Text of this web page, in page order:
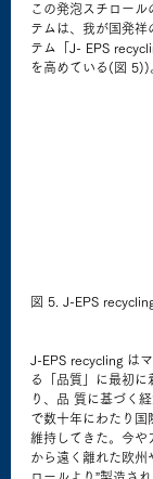
この発泡スチロール
テムは、我が国発祥
テム「J- EPS
を高めている(図 5))
図 5. J-EPS
J-EPS recycling は
る「品質」に最初に
り、品 質に基づく
で数十年にわたり国
維持してきた。今や
から遠く離れた欧州